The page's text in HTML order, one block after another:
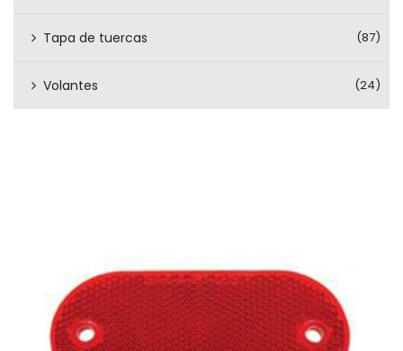
Tapa de tuercas (87)
Volantes (24)